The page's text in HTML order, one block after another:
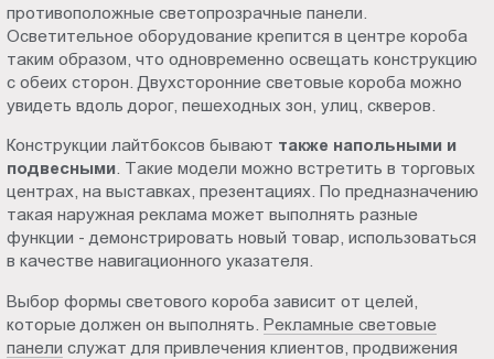
противоположные светопрозрачные панели.
Осветительное оборудование крепится в центре короба
таким образом, что одновременно освещать конструкцию
с обеих сторон. Двухсторонние световые короба можно
увидеть вдоль дорог, пешеходных зон, улиц, скверов.
Конструкции лайтбоксов бывают также напольными и
подвесными . Такие модели можно встретить в торговых
центрах, на выставках, презентациях. По предназначению
такая наружная реклама может выполнять разные
функции - демонстрировать новый товар, использоваться
в качестве навигационного указателя.
Выбор формы светового короба зависит от целей,
которые должен он выполнять.Рекламные световые
панели служат для привлечения клиентов, продвижения